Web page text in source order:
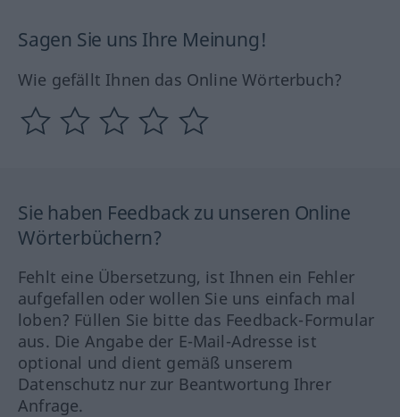
Sagen Sie uns Ihre Meinung!
Wie gefällt Ihnen das Online Wörterbuch?
Sie haben Feedback zu unseren Online
Wörterbüchern?
Fehlt eine Übersetzung, ist Ihnen ein Fehler
aufgefallen oder wollen Sie uns einfach mal
loben? Füllen Sie bitte das Feedback-Formular
aus. Die Angabe der E-Mail-Adresse ist
optional und dient gemäß unserem
Datenschutz nur zur Beantwortung Ihrer
Anfrage.